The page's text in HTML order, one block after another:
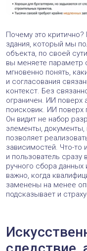
Почему это
здания, который мы
объекта, по своей
вы меняете параметр
мгновенно понять,
и согласования
контекст. Без
ограничен. ИИ поверх
поисковик. ИИ поверх
Он видит не набор
элементы,
позволяет
зависимостей. Что-то
и пользователь сразу
ручного сбора
важно, когда
заменены на менее
подсказывает и